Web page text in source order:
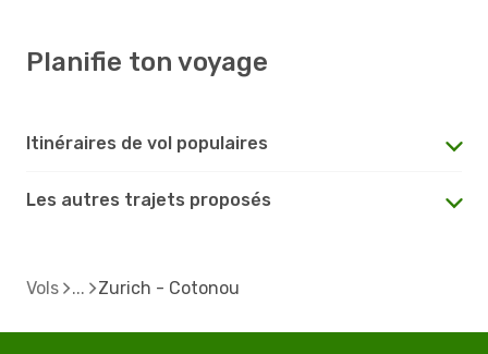
Planifie ton voyage
Itinéraires de vol populaires
Les autres trajets proposés
Vols Zurich - Cotonou